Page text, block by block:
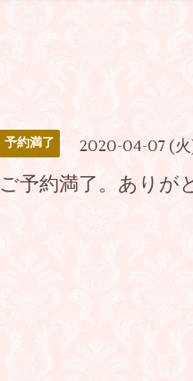
予約満了 2020-04-07 (
ご予約満了。ありが